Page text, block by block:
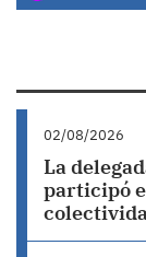
02/08/2026
La
participó